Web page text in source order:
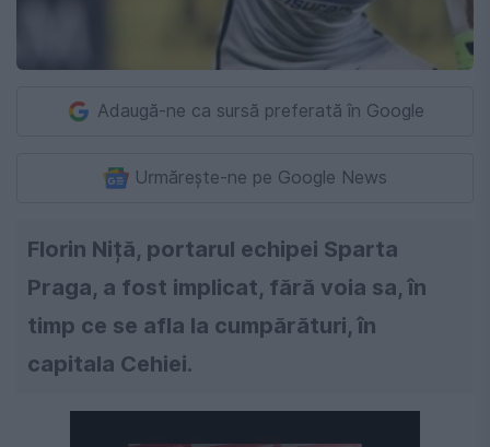
Adaugă-ne ca sursă preferată în Google
Urmărește-ne pe Google News
Florin Niță, portarul echipei Sparta
Praga, a fost implicat, fără voia sa, în
timp ce se afla la cumpărături, în
capitala Cehiei.